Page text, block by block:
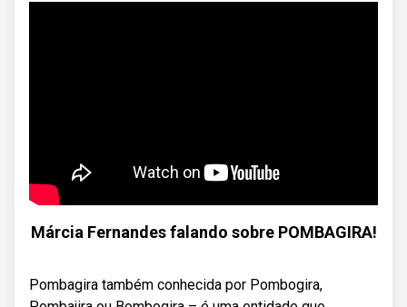
Márcia Fernandes falando sobre POMBAGIRA!
Pombagira também conhecida por Pombogira,